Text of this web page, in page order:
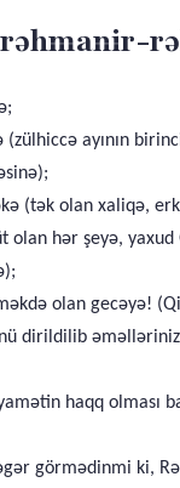
(zülhiccə ayının
(tək olan xaliqə,
olan hər şeyə, yaxud
olan gecəyə!
dirildilib
haqq olması
görmədinmi ki,